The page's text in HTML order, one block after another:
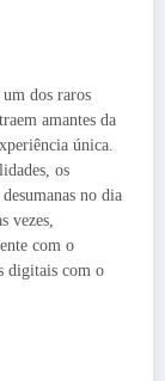
dos raros
amantes da
única.
os
no dia
vezes,
com o
digitais com o